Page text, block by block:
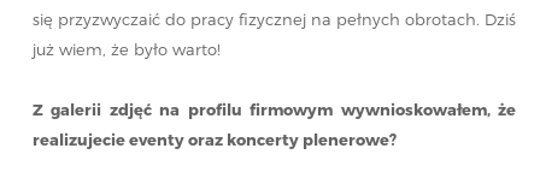
się przyzwyczaić do pracy fizycznej na pełnych obrotach. Dziś
już wiem, że było warto!
Z galerii zdjęć na profilu firmowym wywnioskowałem, że
realizujecie eventy oraz koncerty plenerowe?